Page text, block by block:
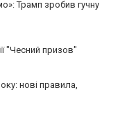
Трамп зробив гучну
"Чесний призов"
нові правила,